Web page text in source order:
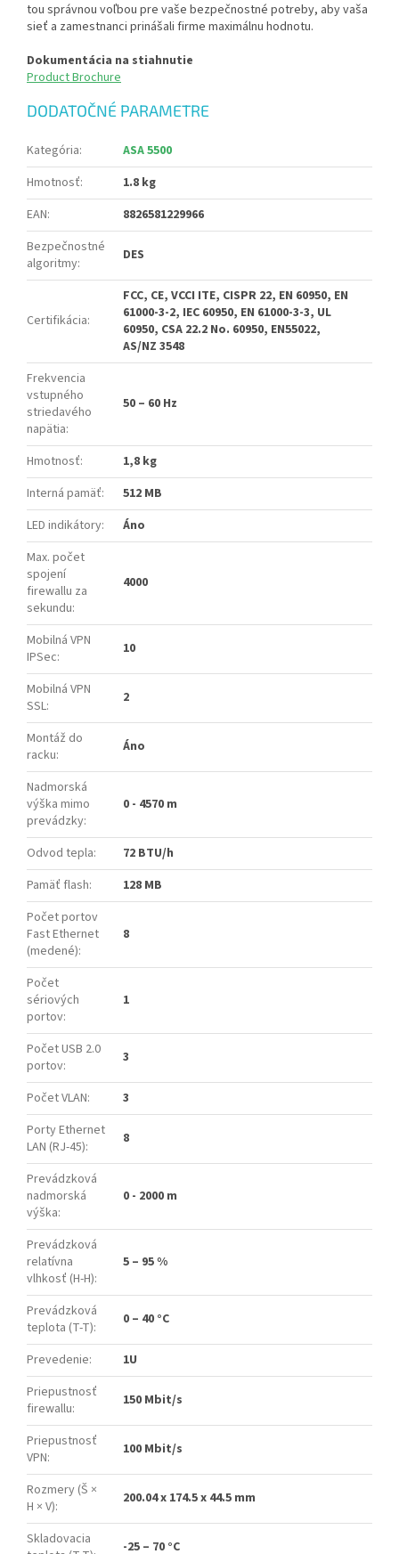
tou správnou voľbou pre vaše bezpečnostné potreby, aby vaša
sieť a zamestnanci prinášali firme maximálnu hodnotu.
Dokumentácia na stiahnutie
Product Brochure
DODATOČNÉ PARAMETRE
Kategória:
ASA 5500
Hmotnosť:
1.8 kg
EAN:
8826581229966
Bezpečnostné
algoritmy: DES
Certifikácia:
FCC, CE, VCCI ITE, CISPR 22, EN 60950, EN
61000-3-2, IEC 60950, EN 61000-3-3, UL
60950, CSA 22.2 No. 60950, EN55022,
AS/NZ 3548
Frekvencia
vstupného
striedavého
napätia:
50 – 60 Hz
Hmotnosť:
1,8 kg
Interná pamäť:
512 MB
LED indikátory:
Áno
Max. počet
spojení
firewallu za
sekundu:
4000
Mobilná VPN
IPSec: 10
Mobilná VPN
SSL: 2
Montáž do
racku: Áno
Nadmorská
výška mimo
prevádzky:
0 - 4570 m
Odvod tepla:
72 BTU/h
Pamäť flash:
128 MB
Počet portov
Fast Ethernet
(medené):
8
Počet
sériových
portov:
1
Počet USB 2.0
portov: 3
Počet VLAN:
3
Porty Ethernet
LAN (RJ-45): 8
Prevádzková
nadmorská
výška:
0 - 2000 m
Prevádzková
relatívna
vlhkosť (H-H):
5 – 95 %
Prevádzková
teplota (T-T): 0 – 40 °C
Prevedenie:
1U
Priepustnosť
firewallu: 150 Mbit/s
Priepustnosť
VPN: 100 Mbit/s
Rozmery (Š ×
H × V): 200.04 x 174.5 x 44.5 mm
Skladovacia
-25 – 70 °C